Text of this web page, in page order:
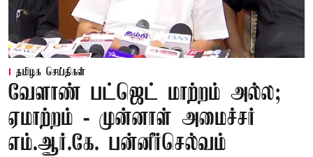
தமிழக செய்திகள்
வேளாண் பட்ஜெட் மாற்றம் அல்ல;
ஏமாற்றம் - முன்னாள் அமைச்சர்
எம்.ஆர்.கே. பன்னீர்செல்வம்